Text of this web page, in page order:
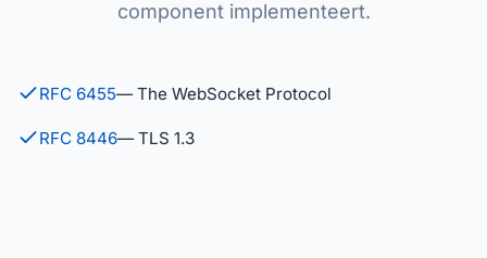
component implementeert.
RFC 6455— The WebSocket Protocol
RFC 8446— TLS 1.3